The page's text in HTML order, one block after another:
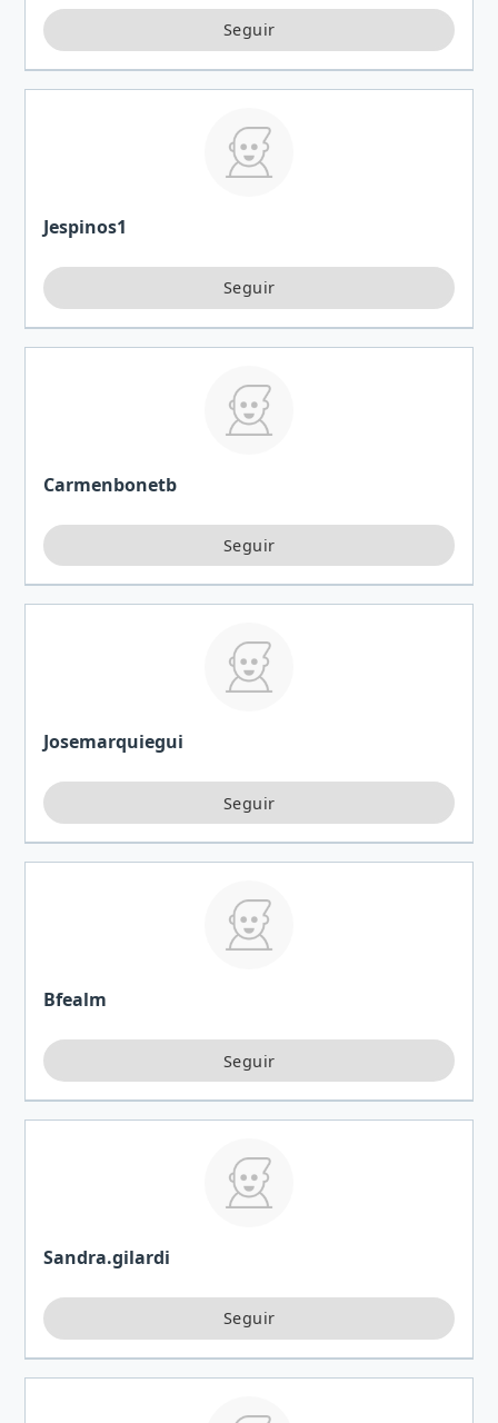
Jespinos1
Carmenbonetb
Josemarquiegui
Bfealm
Sandra.gilardi